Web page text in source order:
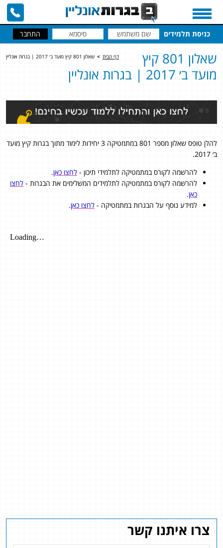
כניסת תלמידים
צרו איתנו קשר
דף הבית > שאלון 801 קיץ מועד ב׳ 2017 | בגרות אונליין
שאלון 801 קיץ
מועד ב׳ 2017 | בגרות אונליין
להלן טופס שאלון מספר 801 במתמטיקה 3 יחידות לימוד מתוך בגרות קיץ מועד
ב׳ 2017.
להרשמה לקורס במתמטיקה לתלמידי תיכון - לחצו כאן.
להרשמה לקורס במתמטיקה לתלמידים המשלימים את הבגרות - לחצו
כאן.
למידע נוסף על הבגרות במתמטיקה - לחצו כאן.